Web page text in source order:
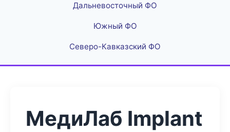
Дальневосточный ФО
Южный ФО
Северо-Кавказский ФО
МедиЛаб Implant